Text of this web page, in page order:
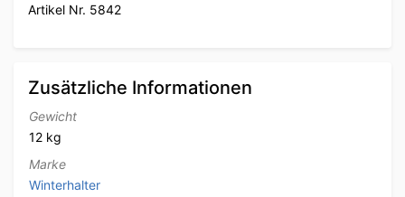
Artikel Nr. 5842
Zusätzliche Informationen
Gewicht
12 kg
Marke
Winterhalter